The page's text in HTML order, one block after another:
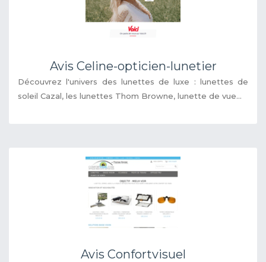
Avis Celine-opticien-lunetier
Découvrez l'univers des lunettes de luxe : lunettes de
soleil Cazal, les lunettes Thom Browne, lunette de vue...
Avis Confortvisuel